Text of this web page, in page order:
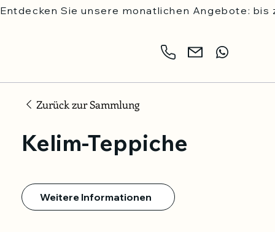
Entdecken Sie unsere monatlichen Angebote: bis
Zurück zur Sammlung
Kelim-Teppiche
Weitere Informationen